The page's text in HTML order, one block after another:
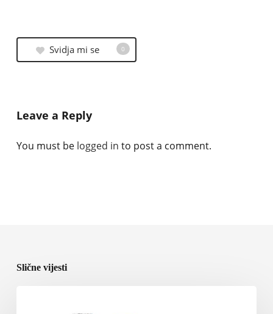
Svidja mi se 0
Leave a Reply
You must be logged in to post a comment.
Slične vijesti